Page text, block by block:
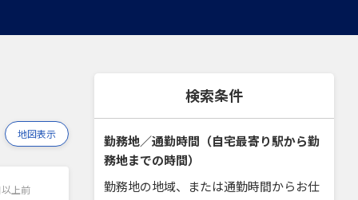
地図表示
上前
検索条件
勤務地／通勤時間（自宅最寄り駅から勤
務地までの時間）
勤務地の地域、または通勤時間からお仕